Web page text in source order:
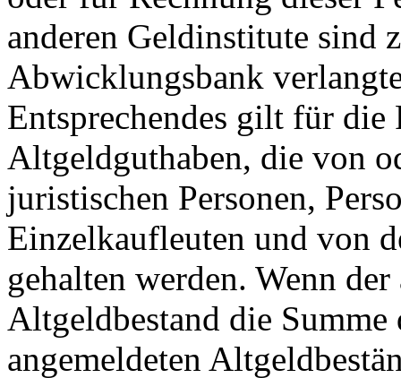
anderen Geldinstitute sind
Abwicklungsbank
Entsprechendes gilt für die
Altgeldguthaben, die von
juristischen Personen,
Einzelkaufleuten und von
gehalten werden. Wenn
Altgeldbestand die
angemeldeten